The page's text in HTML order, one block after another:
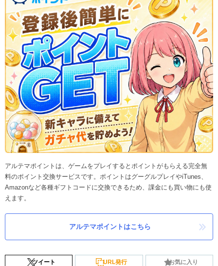
アルテマポイントは、ゲームをプレイするとポイントがもらえる完全無
料のポイント交換サービスです。ポイントはグーグルプレイやiTunes、
Amazonなど各種ギフトコードに交換できるため、課金にも買い物にも使
えます。
アルテマポイントはこちら
ツイート URL発行 お気に入り